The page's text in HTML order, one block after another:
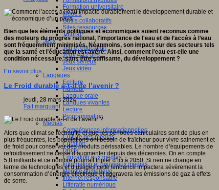
Formation universitaire
Mooc’s
Outils collaboratifs
Sites ressources
Tutorat
Jeux
Jeu et éducation
Jeux 4/12 ans
Jeux sérieux
Jeux vidéo
Langages
Ecriture
Humour
Langue orale
Langues vivantes
Lecture
Programmation
Médias
Compétences informationnelles
Culture des médias
Curation
Droits
Education aux médias
Information et nouveaux médias
Identité numérique
Internet responsable
Littératie numérique
Bien que les éléments politiques et économiques soient reconnus comme
des moteurs du progrès national, l'importance de l'eau et de l’accès à l’eau
sont fréquemment minimisés. Néanmoins, son impact sur des secteurs tels
que la santé et l'éducation est avéré. Ainsi, comment l’eau est-elle une
condition nécessaire, sans être suffisante, du développement ?
En savoir plus...
Le Froid durable a-t-il de l’avenir ?
jeudi, 28 mars 2024
Fait marquant
Alors que climat se réchauffe et que les périodes caniculaires sont de plus en
plus fréquentes, les populations ont besoin de fraîcheur pour vivre sainement et
de froid pour conserver des produits périssables. Le nombre d’équipements de
refroidissement ne cesse d’augmenter depuis des décennies. On en compte
5,8 milliards et ce nombre pourrait tripler d’ici à 2050. Si rien ne change en
terme de technologies et d’usages cette tendance impactera sévèrement la
consommation d’énergie électrique et aggravera les émissions de gaz à effets
de serre.